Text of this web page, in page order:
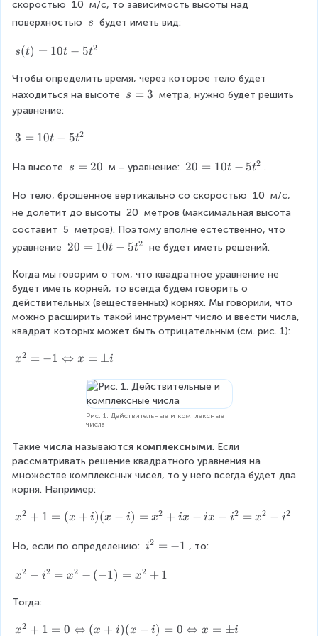
}
\
g
t.
0
\
2
=
\
\
e
n
d
{
g
a
t
h
r
e
d
}
\
g
g
h
t
a
r
w
le
[
b
}
\
\
e
n
d
g
t
e
r
e
}
\
ri
g
h
t.
{
2
}
v
_
0
}
{
2
}
{
-
2
}
t
a
c
{
_
{
}
^
2
}
-
v
_
{
}
^
{
2
}
{
g
}
=
скоростью 10 м/с, то зависимость высоты над
поверхностью \
s
s будет иметь вид:
s
t
)
=
0
-
t
^
2
}
s(t) = 10t − 5t2
Чтобы определить время, через которое тело будет
находиться на высоте s
s = 3 метра, нужно будет решить
уравнение:
3
1
t
-
t
^
2
}
3 = 10t − 5t2
На высоте s
2
0
s = 20 м – уравнение: 2
=
1
5
^
{
2
}
20 = 10t − 5t2 .
Но тело, брошенное вертикально со скоростью 10 м/с,
не долетит до высоты 20 метров (максимальная высота
составит 5 метров). Поэтому вполне естественно, что
уравнение 2
=
1
0
t-
5
^
20 = 10t − 5t2 не будет иметь решений.
Когда мы говорим о том, что квадратное уравнение не
будет иметь корней, то всегда будем говорить о
действительных (вещественных) корнях. Мы говорили, что
можно расширить такой инструмент число и ввести числа,
квадрат которых может быть отрицательным (см. рис. 1):
x
-
1
\
L
tr
h
a
o
x
x2 = −1 ⇔ x = ±i
Рис. 1. Действительные и комплексные
числа
Такие числа называются комплексными. Если
рассматривать решение квадратного уравнения на
множестве комплексных чисел, то у него всегда будет два
корня. Например:
x
{
}
1
(
x2 + 1 = (x + i)(x − i) = x2 + ix − ix − i2 = x2 − i2
Но, если по определению: i
{
-
i2 = −1 , то:
x
{
}
x2 − i2 = x2 − (−1) = x2 + 1
Тогда:
x
x2 + 1 = 0 ⇔ (x + i)(x − i) = 0 ⇔ x = ±i